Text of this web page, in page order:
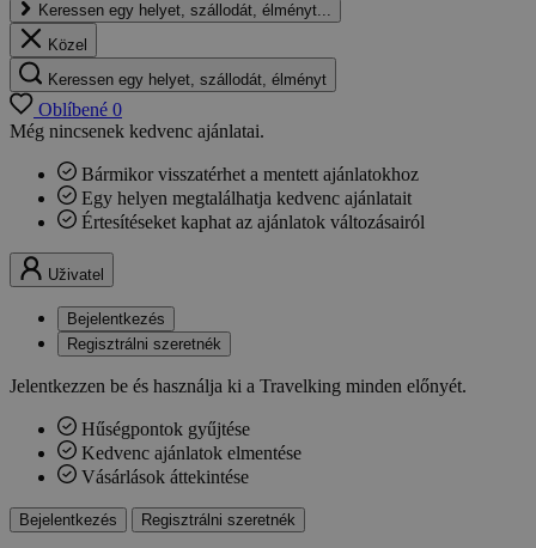
Keressen egy helyet, szállodát, élményt...
Közel
Keressen egy helyet, szállodát, élményt
Oblíbené 0
Még nincsenek kedvenc ajánlatai.
Bármikor visszatérhet a mentett ajánlatokhoz
Egy helyen megtalálhatja kedvenc ajánlatait
Értesítéseket kaphat az ajánlatok változásairól
Uživatel
Bejelentkezés
Regisztrálni szeretnék
Jelentkezzen be és használja ki a Travelking minden előnyét.
Hűségpontok gyűjtése
Kedvenc ajánlatok elmentése
Vásárlások áttekintése
Bejelentkezés Regisztrálni szeretnék